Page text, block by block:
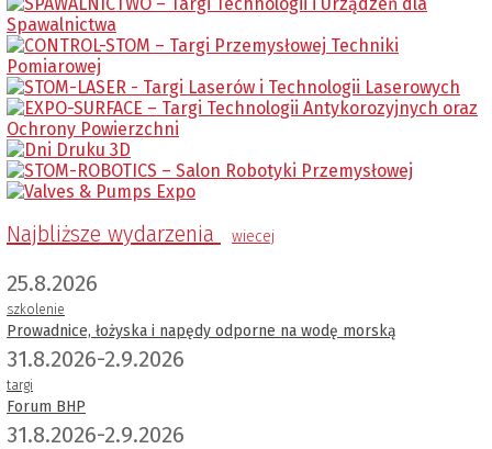
Najbliższe wydarzenia wiecej
25.8.2026
szkolenie
Prowadnice, łożyska i napędy odporne na wodę morską
31.8.2026-2.9.2026
targi
Forum BHP
31.8.2026-2.9.2026